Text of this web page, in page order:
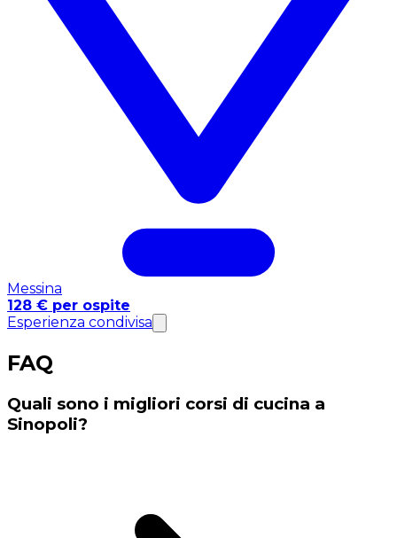
Messina
128 € per ospite
Esperienza condivisa
FAQ
Quali sono i migliori corsi di cucina a
Sinopoli?